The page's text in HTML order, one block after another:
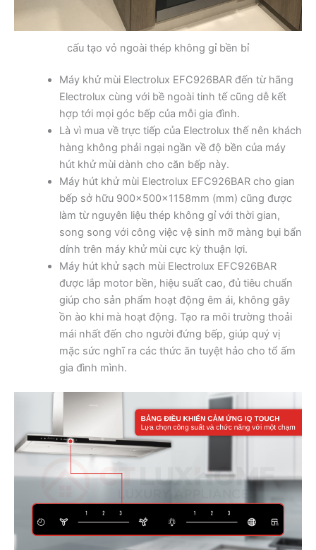
cấu tạo vỏ ngoài thép không gỉ bền bỉ
Máy khử mùi Electrolux EFC926BAR đến từ hãng
Electrolux cùng với bề ngoài tinh tế cũng dễ kết
hợp tới mọi góc bếp của mỗi gia đình.
Là vì mua về trực tiếp của Electrolux thế nên khách
hàng không phải ngại ngần về độ bền của máy
hút khử mùi dành cho căn bếp này.
Máy hút khử mùi Electrolux EFC926BAR cho gian
bếp sở hữu 900x500x1158mm (mm) cũng được
làm từ nguyên liệu thép không gỉ với thời gian,
song song với công việc vệ sinh mỡ màng bụi bẩn
dính trên máy khử mùi cực kỳ thuận lợi.
Máy hút khử sạch mùi Electrolux EFC926BAR
được lắp motor bền, hiệu suất cao, đủ tiêu chuẩn
giúp cho sản phẩm hoạt động êm ái, không gây
ồn ào khi mà hoạt động. Tạo ra môi trường thoải
mái nhất đến cho người đứng bếp, giúp quý vị
mặc sức nghĩ ra các thức ăn tuyệt hảo cho tổ ấm
gia đình mình.